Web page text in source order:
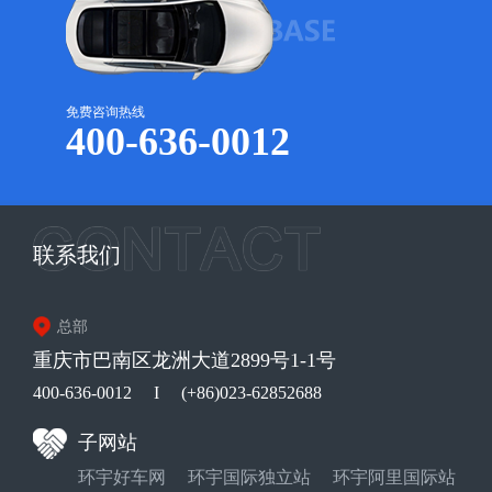
免费咨询热线
400-636-0012
联系我们
总部
重庆市巴南区龙洲大道2899号1-1号
400-636-0012 I (+86)023-62852688
子网站
环宇好车网 环宇国际独立站 环宇阿里国际站